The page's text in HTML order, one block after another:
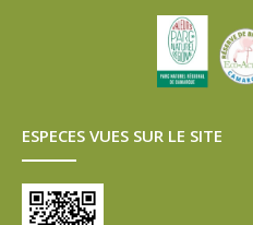
ESPECES VUES SUR LE SITE